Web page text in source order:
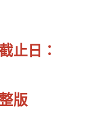
止日：
版